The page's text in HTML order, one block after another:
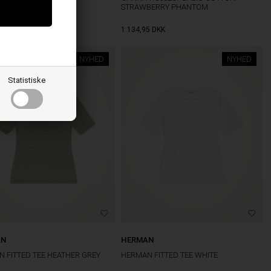
Statistiske
STRAWBERRY PHANTOM
1.134,95 DKK
NYHED
FITTED TEE HEATHER GREY
NYHED
HERMAN
HERMAN FITTED TEE WHITE